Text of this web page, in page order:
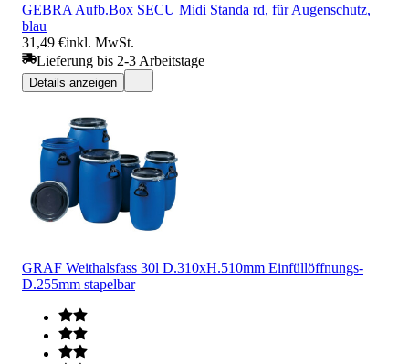
GEBRA Aufb.Box SECU Midi Standa rd, für Augenschutz,
blau
31,49 €inkl. MwSt.
Lieferung bis 2-3 Arbeitstage
Details anzeigen
GRAF Weithalsfass 30l D.310xH.510mm Einfüllöffnungs-
D.255mm stapelbar